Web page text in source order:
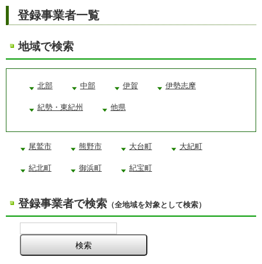
登録事業者一覧
地域で検索
北部 中部 伊賀 伊勢志摩
紀勢・東紀州 他県
尾鷲市 熊野市 大台町 大紀町
紀北町 御浜町 紀宝町
登録事業者で検索 （全地域を対象として検索）